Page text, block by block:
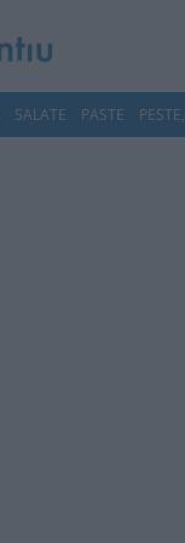
SALATE PASTE